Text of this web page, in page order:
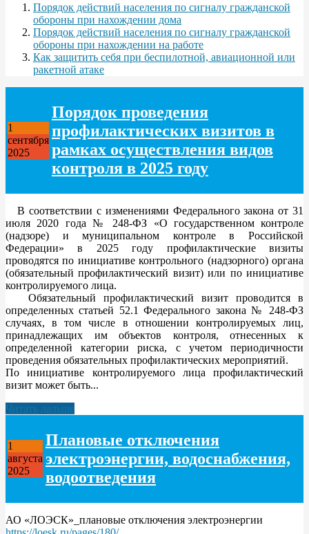
Порядок действий населения по сигналу гражданской
обороны при нахождении дома
Порядок действий населения по сигналу гражданской
обороны при нахождении на работе
Как защитить себя при беспилотной, авиационной или
ракетной атаке
1
сентября
2025
Порядок проведения
профилактических визитов в
рамках осуществления видов
контроля в 2025 году
В соответствии с изменениями Федерального закона от 31
июля 2020 года № 248-ФЗ «О государственном контроле
(надзоре) и муниципальном контроле в Российской
Федерации» в 2025 году профилактические визиты
проводятся по инициативе контрольного (надзорного) органа
(обязательный профилактический визит) или по инициативе
контролируемого лица.
Обязательный профилактический визит проводится в
определенных статьей 52.1 Федерального закона № 248-ФЗ
случаях, в том числе в отношении контролируемых лиц,
принадлежащих им объектов контроля, отнесенных к
определенной категории риска, с учетом периодичности
проведения обязательных профилактических мероприятий.
По инициативе контролируемого лица профилактический
визит может быть...
Читать дальше
1
августа
2025
Плановые отключения
электроэнергии, водоснабжения,
водоотведения
АО «ЛОЭСК»_плановые отключения электроэнергии